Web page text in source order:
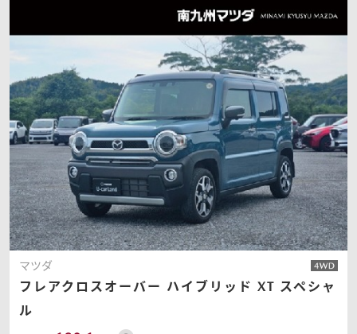
マツダ
フレアクロスオーバー ハイブリッド XT スペシャ
ル